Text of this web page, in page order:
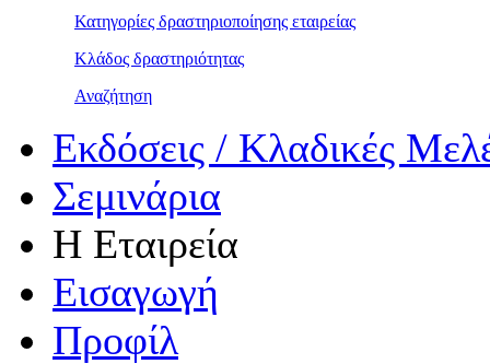
Κατηγορίες δραστηριοποίησης εταιρείας
Κλάδος δραστηριότητας
Αναζήτηση
Εκδόσεις / Κλαδικές
Σεμινάρια
Η Εταιρεία
Εισαγωγή
Προφίλ